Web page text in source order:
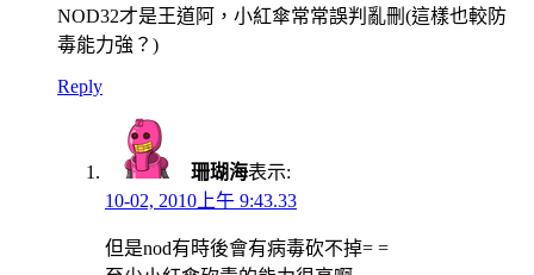
NOD32才是王道阿，小紅傘常常誤判亂刪(這樣也較防
毒能力強？)
Reply
珊瑚海表示:
10-02, 2010上午 9:43.33
但是nod有時後會有病毒砍不掉= =